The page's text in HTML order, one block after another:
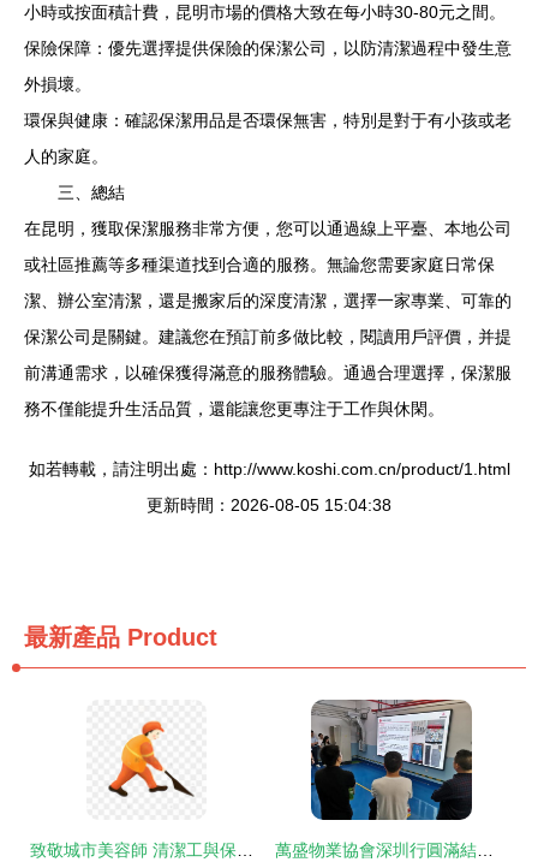
小時或按面積計費，昆明市場的價格大致在每小時30-80元之間。
保險保障：優先選擇提供保險的保潔公司，以防清潔過程中發生意
外損壞。
環保與健康：確認保潔用品是否環保無害，特別是對于有小孩或老
人的家庭。
三、總結
在昆明，獲取保潔服務非常方便，您可以通過線上平臺、本地公司
或社區推薦等多種渠道找到合適的服務。無論您需要家庭日常保
潔、辦公室清潔，還是搬家后的深度清潔，選擇一家專業、可靠的
保潔公司是關鍵。建議您在預訂前多做比較，閱讀用戶評價，并提
前溝通需求，以確保獲得滿意的服務體驗。通過合理選擇，保潔服
務不僅能提升生活品質，還能讓您更專注于工作與休閑。
如若轉載，請注明出處：http://www.koshi.com.cn/product/1.html
更新時間：2026-08-05 15:04:38
最新產品 Product
致敬城市美容師 清潔工與保潔服務的專業價值與時代意義 萬盛物業協會深圳行圓滿結束，深度探索物業管理發展之路